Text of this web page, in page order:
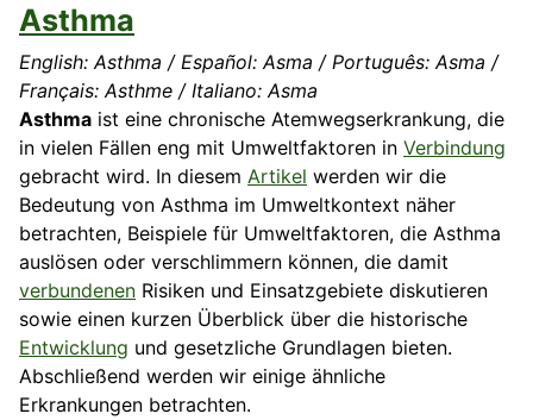
Asthma
English: Asthma / Español: Asma / Português: Asma /
Français: Asthme / Italiano: Asma
Asthma ist eine chronische Atemwegserkrankung, die
in vielen Fällen eng mit Umweltfaktoren in Verbindung
gebracht wird. In diesem Artikel werden wir die
Bedeutung von Asthma im Umweltkontext näher
betrachten, Beispiele für Umweltfaktoren, die Asthma
auslösen oder verschlimmern können, die damit
verbundenen Risiken und Einsatzgebiete diskutieren
sowie einen kurzen Überblick über die historische
Entwicklung und gesetzliche Grundlagen bieten.
Abschließend werden wir einige ähnliche
Erkrankungen betrachten.